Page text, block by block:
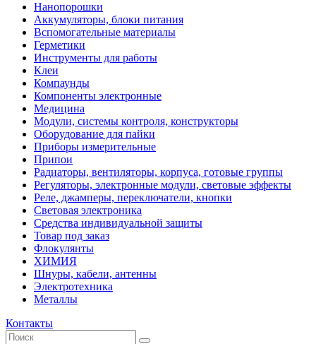
Нанопорошки
Аккумуляторы, блоки питания
Вспомогательные материалы
Герметики
Инструменты для работы
Клеи
Компаунды
Компоненты электронные
Медицина
Модули, системы контроля, конструкторы
Оборудование для пайки
Приборы измерительные
Припои
Радиаторы, вентиляторы, корпуса, готовые группы
Регуляторы, электронные модули, световые эффекты
Реле, джамперы, переключатели, кнопки
Световая электроника
Средства индивидуальной защиты
Товар под заказ
Флокулянты
ХИМИЯ
Шнуры, кабели, антенны
Электротехника
Металлы
Контакты